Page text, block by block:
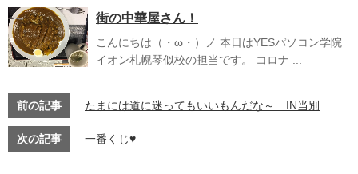
街の中華屋さん！
こんにちは（・ω・）ノ 本日はYESパソコン学院
イオン札幌琴似校の担当です。 コロナ ...
前の記事 たまには道に迷ってもいいもんだな～ IN当別
次の記事 一番くじ♥